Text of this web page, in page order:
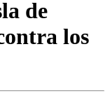
de
los